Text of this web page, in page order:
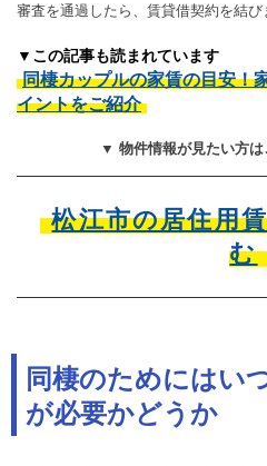
審査を通過したら、賃貸借契約を結び
▼この記事も読まれています
同棲カップルの家賃の目安！
イントをご紹介
▼ 物件情報が見たい方
松江市の居住用
む
同棲のためにはい
が必要かどうか